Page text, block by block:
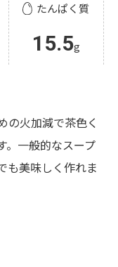
たんぱく質
15.5g
の火加減で茶色く
。一般的なスープ
も美味しく作れま